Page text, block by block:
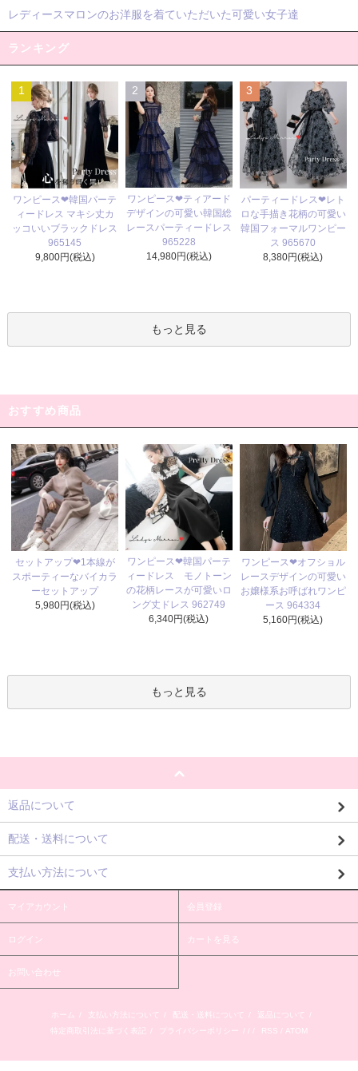
レディースマロンのお洋服を着ていただいた可愛い女子達
ランキング
1
ワンピース❤韓国パーテ
ィードレス マキシ丈カ
ッコいいブラックドレス
965145
9,800円(税込)
2
ワンピース❤ティアード
デザインの可愛い韓国総
レースパーティードレス
965228
14,980円(税込)
3
パーティードレス❤レト
ロな手描き花柄の可愛い
韓国フォーマルワンピー
ス 965670
8,380円(税込)
もっと見る
おすすめ商品
セットアップ❤1本線が
スポーティーなバイカラ
ーセットアップ
5,980円(税込)
ワンピース❤韓国パーテ
ィードレス モノトーン
の花柄レースが可愛いロ
ング丈ドレス 962749
6,340円(税込)
ワンピース❤オフショル
レースデザインの可愛い
お嬢様系お呼ばれワンピ
ース 964334
5,160円(税込)
もっと見る
返品について
配送・送料について
支払い方法について
マイアカウント 会員登録
ログイン カートを見る
お問い合わせ
ホーム / 支払い方法について / 配送・送料について / 返品について
/
特定商取引法に基づく表記
/ プライバシーポリシー / / / RSS / ATOM